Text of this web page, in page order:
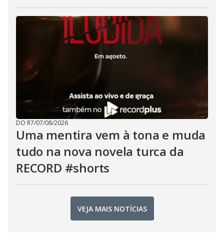
DO R7/07/08/2026
Uma mentira vem à tona e muda
tudo na nova novela turca da
RECORD #shorts
VEJA MAIS NOTÍCIAS